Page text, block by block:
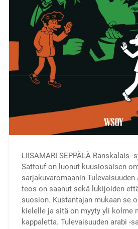
LIISAMARI SEPPÄLÄ
Sattouf on luonut kuusiosaisen
sarjakuvaromaanin Tulevaisuuden
teos on saanut sekä lukijoiden
suosion. Kustantajan mukaan se
kielelle ja sitä on myyty yli kolme
kappaletta. Tulevaisuuden arabi -